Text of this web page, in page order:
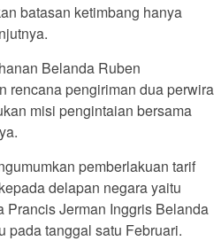
batasan ketimbang hanya
Belanda Ruben
rencana pengiriman dua perwira
misi pengintaian bersama
pemberlakuan tarif
delapan negara yaitu
Prancis Jerman Inggris Belanda
pada tanggal satu Februari.